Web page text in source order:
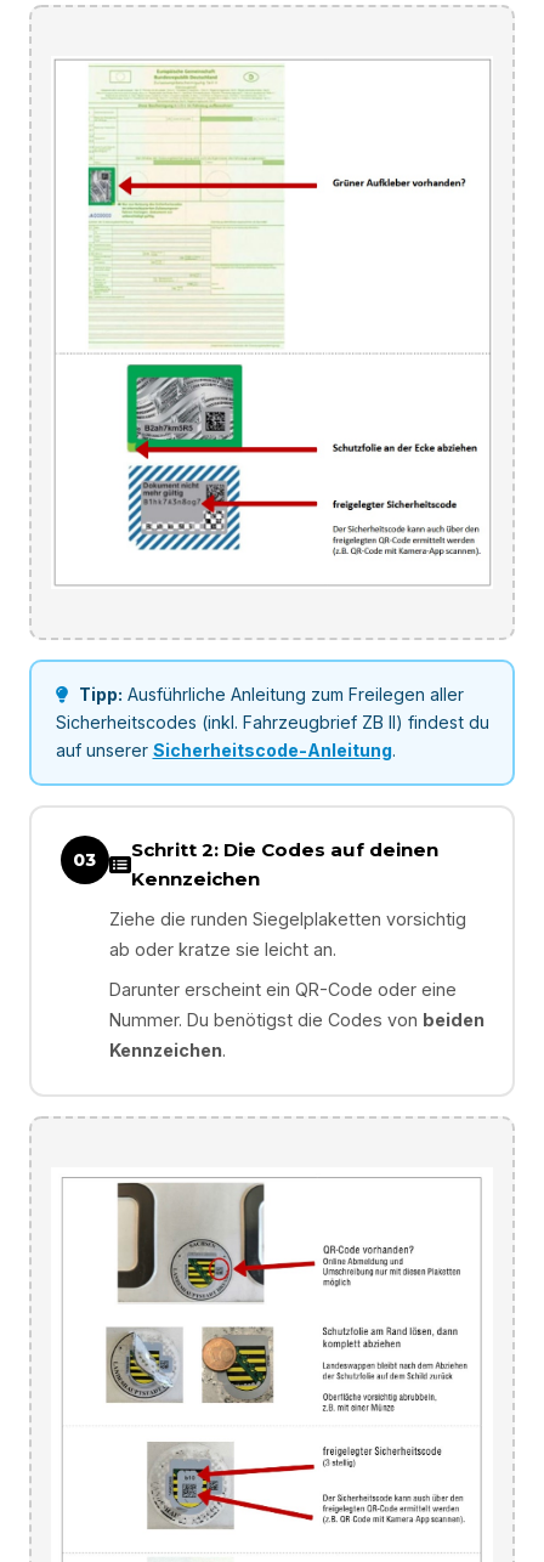
Tipp: Ausführliche Anleitung zum Freilegen aller
Sicherheitscodes (inkl. Fahrzeugbrief ZB II) findest du
auf unserer Sicherheitscode-Anleitung.
03
Schritt 2: Die Codes auf deinen
Kennzeichen
Ziehe die runden Siegelplaketten vorsichtig
ab oder kratze sie leicht an.
Darunter erscheint ein QR-Code oder eine
Nummer. Du benötigst die Codes von beiden
Kennzeichen.